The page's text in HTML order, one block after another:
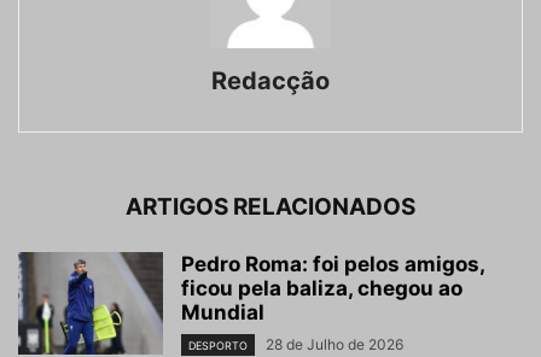
Redacção
ARTIGOS RELACIONADOS
Pedro Roma: foi pelos amigos,
ficou pela baliza, chegou ao
Mundial
DESPORTO 28 de Julho de 2026